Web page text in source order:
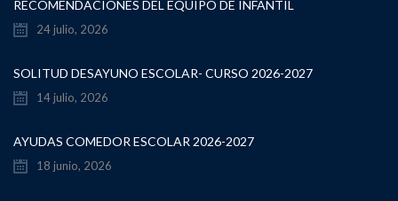
RECOMENDACIONES DEL EQUIPO DE INFANTIL
24 julio, 2026
SOLITUD DESAYUNO ESCOLAR- CURSO 2026-2027
14 julio, 2026
AYUDAS COMEDOR ESCOLAR 2026-2027
18 junio, 2026